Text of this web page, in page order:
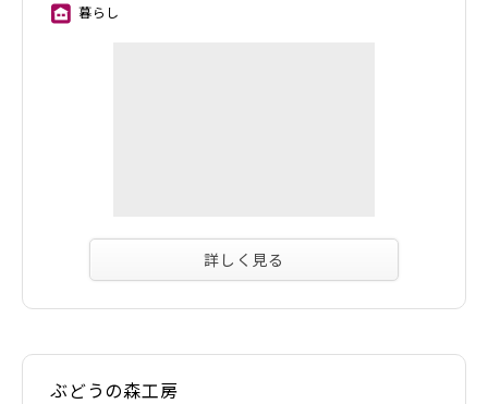
⑪ 暮らし
詳しく見る
ぶどうの森工房